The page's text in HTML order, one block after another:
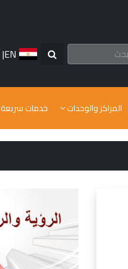
EN
|
المراكز والوحدات خدمات سريعة